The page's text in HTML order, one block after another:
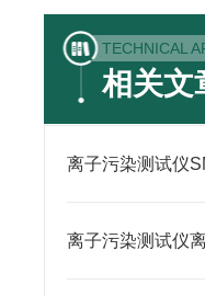
TECHNICAL
相关文
离子污染测试仪
离子污染测试仪